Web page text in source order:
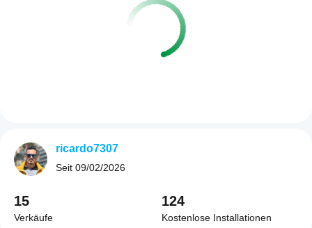
ricardo7307
Seit 09/02/2026
15
Verkäufe
124
Kostenlose Installationen